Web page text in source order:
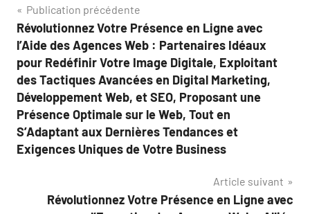
Navigation
de
l’article
Publication précédente
Révolutionnez Votre Présence en Ligne avec
l’Aide des Agences Web : Partenaires Idéaux
pour Redéfinir Votre Image Digitale, Exploitant
des Tactiques Avancées en Digital Marketing,
Développement Web, et SEO, Proposant une
Présence Optimale sur le Web, Tout en
S’Adaptant aux Dernières Tendances et
Exigences Uniques de Votre Business
Article suivant
Révolutionnez Votre Présence en Ligne avec